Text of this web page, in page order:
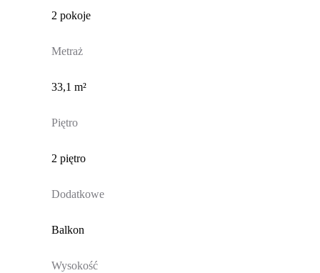
2 pokoje
Metraż
33,1 m²
Piętro
2 piętro
Dodatkowe
Balkon
Wysokość